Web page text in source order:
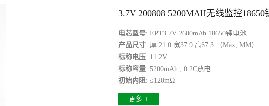
3.7V 200808 5200MAH无线监控18650
电芯型号: EPT3.7V 2600mAh 18650锂电池
产品尺寸: 厚 21.0 宽37.9 高67.3 （Max, MM）
标称电压: 11.2V
标称容量: 5200mAh , 0.2C放电
初始内阻 : ≤120mΩ
更多 +